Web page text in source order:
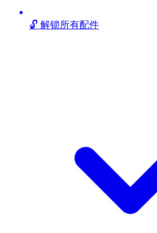
🔓 解锁所有配件